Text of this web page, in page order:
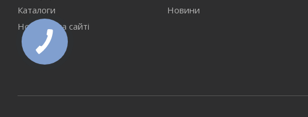
Каталоги
Новинки на сайті
Новини